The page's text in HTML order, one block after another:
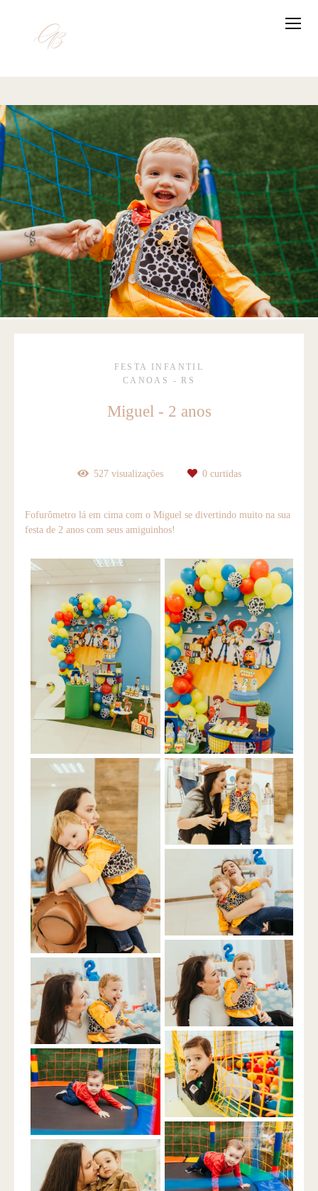
FESTA INFANTIL
CANOAS - RS
Miguel - 2 anos
527visualizações 0curtidas
Fofurômetro lá em cima com o Miguel se divertindo muito na sua
festa de 2 anos com seus amiguinhos!